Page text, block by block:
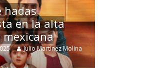
entre dos
Julio Martínez Molina 0